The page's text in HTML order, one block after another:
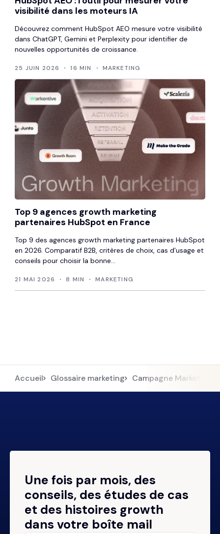
visibilité dans les moteurs IA
Découvrez comment HubSpot AEO mesure votre visibilité
dans ChatGPT, Gemini et Perplexity pour identifier de
nouvelles opportunités de croissance.
25 JUIN 2026 16 MIN MARKETING
Top 9 agences growth marketing
partenaires HubSpot en France
Top 9 des agences growth marketing partenaires HubSpot
en 2026. Comparatif B2B, critères de choix, cas d’usage et
conseils pour choisir la bonne...
21 MAI 2026 8 MIN MARKETING
Accueil Glossaire marketing Campagne Marketing
Une fois par mois, des
conseils, des études de cas
et des histoires growth
dans votre boîte mail